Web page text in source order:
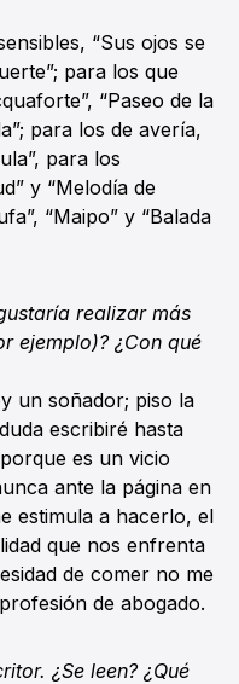
“Sus ojos se
para los que
“Paseo de la
para los de avería,
para los
y “Melodía de
“Maipo” y “Balada
realizar más
ejemplo)? ¿Con qué
un soñador; piso la
escribiré hasta
es un vicio
ante la página en
estimula a hacerlo, el
que nos enfrenta
de comer no me
de abogado.
¿Se leen? ¿Qué